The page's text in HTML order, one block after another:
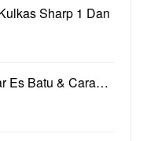
Sharp 1 Dan
Es Batu & Cara…